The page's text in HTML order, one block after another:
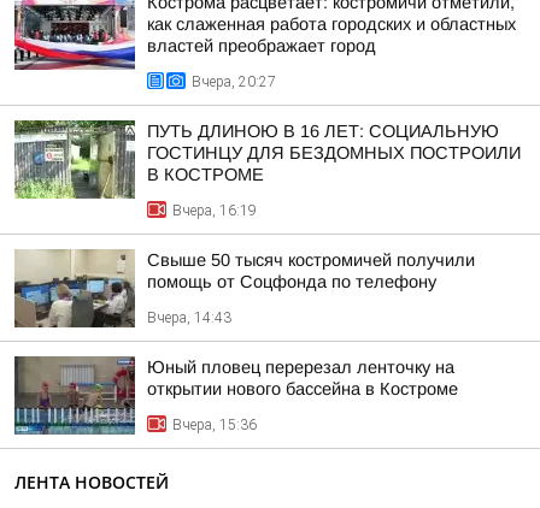
как слаженная работа городских и областных
властей преображает город
Вчера, 20:27
ПУТЬ ДЛИНОЮ В 16 ЛЕТ: СОЦИАЛЬНУЮ
ГОСТИНЦУ ДЛЯ БЕЗДОМНЫХ ПОСТРОИЛИ
В КОСТРОМЕ
Вчера, 16:19
Свыше 50 тысяч костромичей получили
помощь от Соцфонда по телефону
Вчера, 14:43
Юный пловец перерезал ленточку на
открытии нового бассейна в Костроме
Вчера, 15:36
ЛЕНТА НОВОСТЕЙ